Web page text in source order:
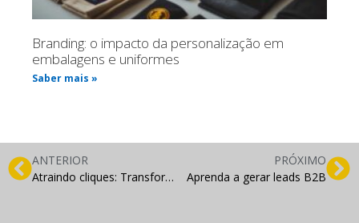
Branding: o impacto da personalização em
embalagens e uniformes
Saber mais »
ANTERIOR
Atraindo cliques: Transforme a sua loja em um imã de clientes
PRÓXIMO
Aprenda a gerar leads B2B